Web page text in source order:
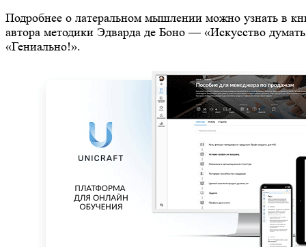
Подробнее о латеральном мышлении можно узнать в
автора методики Эдварда де Боно — «Искусство
«Гениально!».